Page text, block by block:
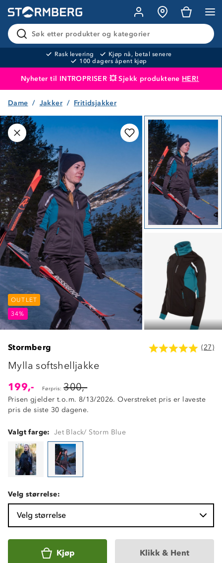
Søk etter produkter og kategorier
Rask levering
Kjøp nå, betal senere
100 dagers åpent kjøp
Nyheter til INTROPRISER 💥 Sjekk produktene HER!
Produktet er lagt i handlekurven
Dame Jakker Fritidsjakker
OUTLET
34%
OUTLET
34%
OUTLET
34%
Stormberg (27)
Mylla softshelljakke
199,-
Førpris: 300,-
Prisen gjelder t.o.m. 8/13/2026. Overstreket pris er laveste
pris de siste 30 dagene.
Valgt farge: Jet Black/ Storm Blue
Velg størrelse:
Velg størrelse
Kjøp Klikk & Hent